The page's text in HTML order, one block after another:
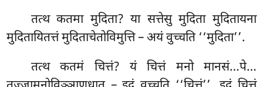
तत्थ कतमा मुदिता? या सत्तेसु मुदिता मुदितायना
मुदितायितत्तं मुदिताचेतोविमुत्ति – अयं वुच्चति ‘‘मुदिता’’.
तत्थकतमं चित्तं? यं चित्तं मनो मानसं…पे…